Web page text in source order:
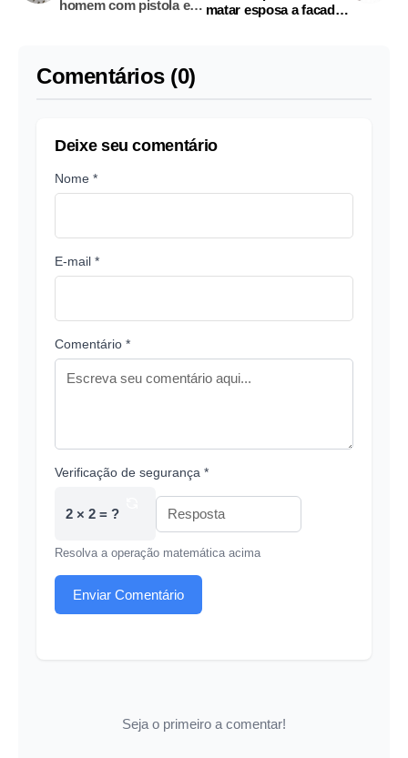
homem com pistola e
matar esposa a facadas
Comentários (0)
Deixe seu comentário
Nome *
E-mail *
Comentário *
Verificação de segurança *
2 × 2 = ?
Resolva a operação matemática acima
Enviar Comentário
Seja o primeiro a comentar!